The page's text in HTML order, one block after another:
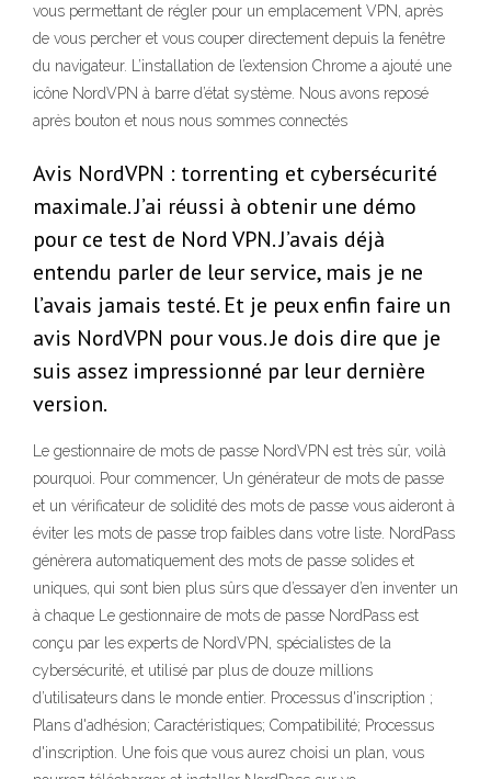
vous permettant de régler pour un emplacement VPN, après
de vous percher et vous couper directement depuis la fenêtre
du navigateur. L’installation de l’extension Chrome a ajouté une
icône NordVPN à barre d’état système. Nous avons reposé
après bouton et nous nous sommes connectés
Avis NordVPN : torrenting et cybersécurité
maximale. J’ai réussi à obtenir une démo
pour ce test de Nord VPN. J’avais déjà
entendu parler de leur service, mais je ne
l’avais jamais testé. Et je peux enfin faire un
avis NordVPN pour vous. Je dois dire que je
suis assez impressionné par leur dernière
version.
Le gestionnaire de mots de passe NordVPN est très sûr, voilà
pourquoi. Pour commencer, Un générateur de mots de passe
et un vérificateur de solidité des mots de passe vous aideront à
éviter les mots de passe trop faibles dans votre liste. NordPass
génèrera automatiquement des mots de passe solides et
uniques, qui sont bien plus sûrs que d’essayer d’en inventer un
à chaque Le gestionnaire de mots de passe NordPass est
conçu par les experts de NordVPN, spécialistes de la
cybersécurité, et utilisé par plus de douze millions
d’utilisateurs dans le monde entier. Processus d'inscription ;
Plans d'adhésion; Caractéristiques; Compatibilité; Processus
d'inscription. Une fois que vous aurez choisi un plan, vous